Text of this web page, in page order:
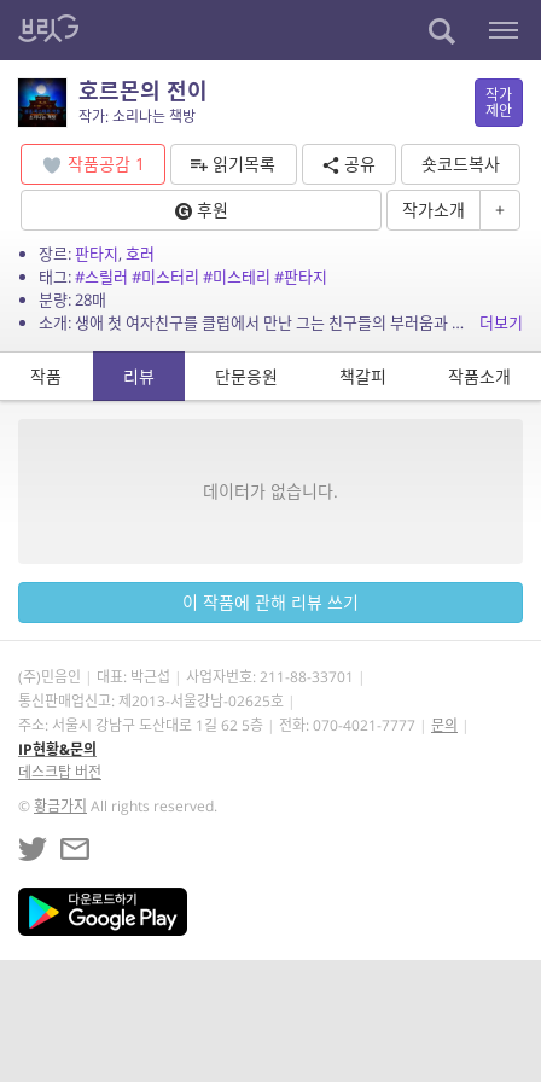
호르몬의 전이
작가: 소리나는 책방
작가
제안
작품공감 1 읽기목록 공유
숏코드복사
후원
작가소개 +
장르:판타지,호러
태그:#스릴러 #미스터리 #미스테리 #판타지
분량: 28매
소개: 생애 첫 여자친구를 클럽에서 만난 그는 친구들의 부러움과 시샘을 한몸에 받지만…
더보기
작품 리뷰 단문응원 책갈피 작품소개
데이터가 없습니다.
이 작품에 관해 리뷰 쓰기
(주)민음인 대표: 박근섭 사업자번호: 211-88-33701
통신판매업신고: 제2013-서울강남-02625호
주소: 서울시 강남구 도산대로 1길 62 5층
전화: 070-4021-7777
문의
IP현황&문의
데스크탑 버전
©황금가지 All rights reserved.